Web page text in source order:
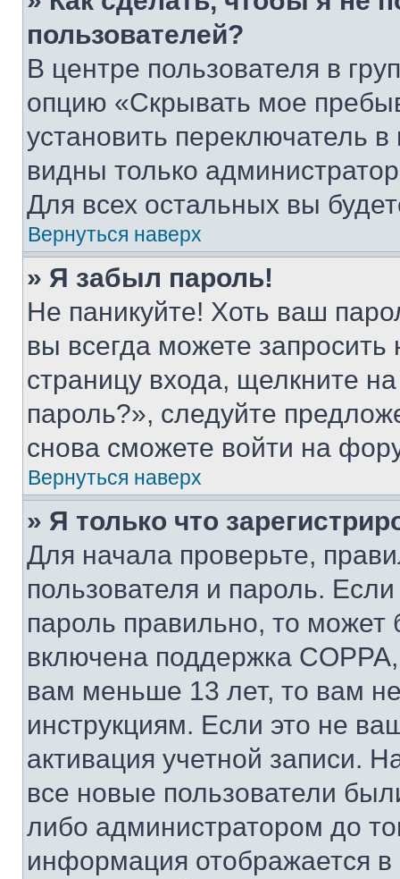
пользователей?
В центре пользователя в
опцию «Скрывать мое
установить переключатель
видны только
Для всех остальных вы
Вернуться наверх
» Я забыл пароль!
Не паникуйте! Хоть ваш
вы всегда можете
страницу входа, щелкните
пароль?», следуйте
снова сможете войти на
Вернуться наверх
» Я только что
Для начала проверьте,
пользователя и пароль.
пароль правильно, то может
включена поддержка
вам меньше 13 лет, то вам
инструкциям. Если это не
активация учетной записи.
все новые пользователи
либо администратором до
информация отображается